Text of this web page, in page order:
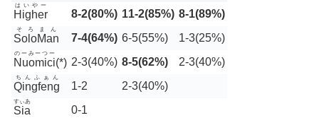
Higher
はいやー
8-2(80%) 11-2(85%) 8-1(89%)
SoloMan
そろまん
7-4(64%) 6-5(55%) 1-3(25%)
Nuomici
のーみーつー
(*) 2-3(40%) 8-5(62%) 2-3(40%)
Qingfeng
ちんふぁん
1-2 2-3(40%)
Sia
すぃあ
0-1